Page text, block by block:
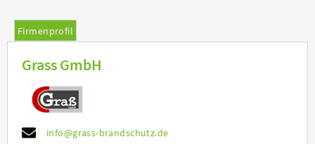
Firmenprofil
Grass GmbH
info@grass-brandschutz.de